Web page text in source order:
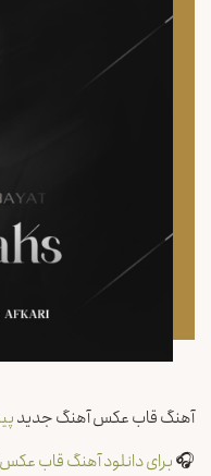
آهنگ قاب عکس آهنگ جدید
🎧برای دانلود آهنگ قاب عکس